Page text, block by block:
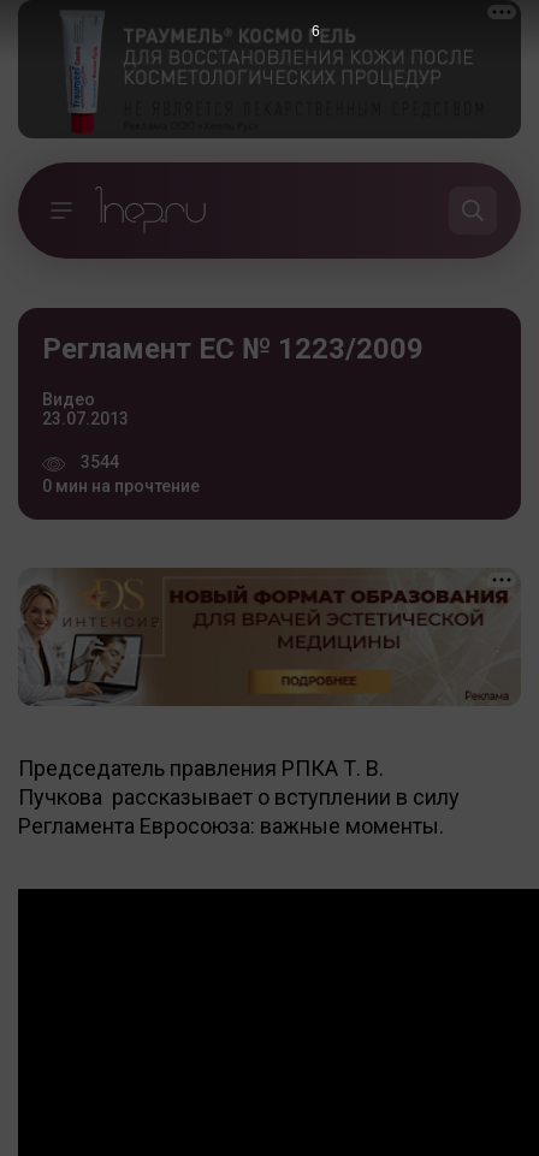
Регламент ЕС № 1223/2009
Видео
23.07.2013
3544
0 мин на прочтение
Председатель правления РПКА Т. В.
Пучкова рассказывает о вступлении в силу
Регламента Евросоюза: важные моменты.
6